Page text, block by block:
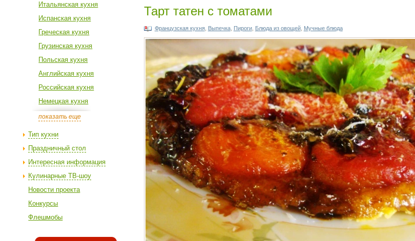
Итальянская кухня
Испанская кухня
Греческая кухня
Грузинская кухня
Польская кухня
Английская кухня
Российская кухня
Немецкая кухня
показать еще
Тип кухни
Праздничный стол
Интересная информация
Кулинарные ТВ-шоу
Новости проекта
Конкурсы
Флешмобы
Тарт татен с томатами
Французская кухня, Выпечка, Пироги, Блюда из овощей, Мучные блюда